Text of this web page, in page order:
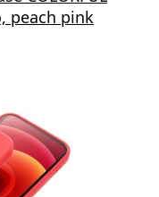
peach pink